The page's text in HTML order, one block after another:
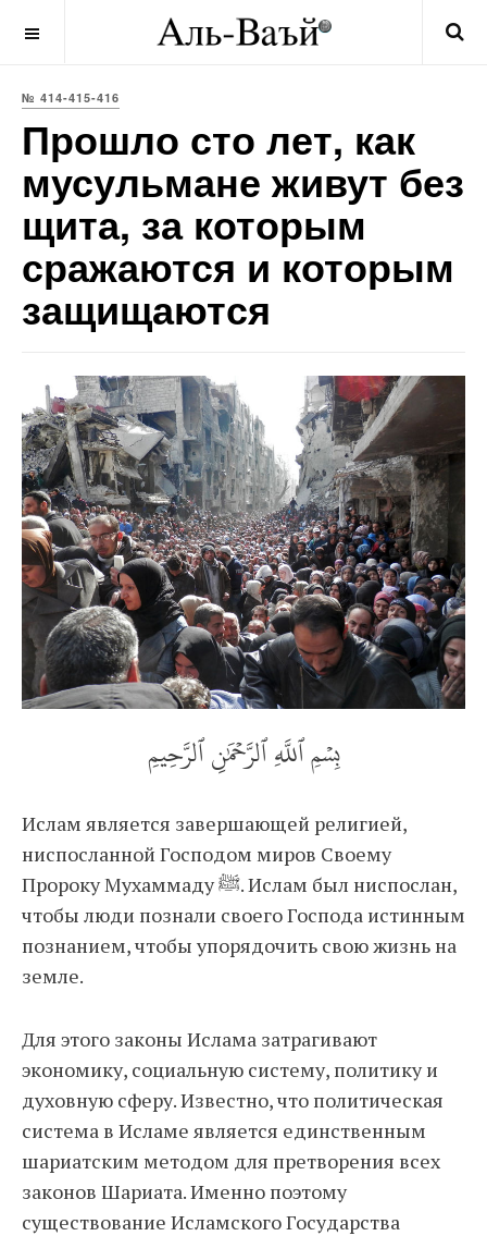
№ 414-415-416
Прошло сто лет, как
мусульмане живут без
щита, за которым
сражаются и которым
защищаются
بِسۡمِ ٱللَّهِ ٱلرَّحۡمَٰنِ ٱلرَّحِيمِ
Ислам является завершающей религией,
ниспосланной Господом миров Своему
Пророку Мухаммаду ﷺ. Ислам был ниспослан,
чтобы люди познали своего Господа истинным
познанием, чтобы упорядочить свою жизнь на
земле.
Для этого законы Ислама затрагивают
экономику, социальную систему, политику и
духовную сферу. Известно, что политическая
система в Исламе является единственным
шариатским методом для претворения всех
законов Шариата. Именно поэтому
существование Исламского Государства